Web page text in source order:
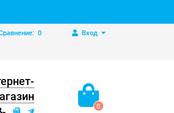
Вход
0
0